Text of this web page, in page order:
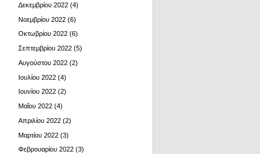
Δεκεμβρίου 2022 (4)
Νοεμβρίου 2022 (6)
Οκτωβρίου 2022 (6)
Σεπτεμβρίου 2022 (5)
Αυγούστου 2022 (2)
Ιουλίου 2022 (4)
Ιουνίου 2022 (2)
Μαΐου 2022 (4)
Απριλίου 2022 (2)
Μαρτίου 2022 (3)
Φεβρουαρίου 2022 (3)